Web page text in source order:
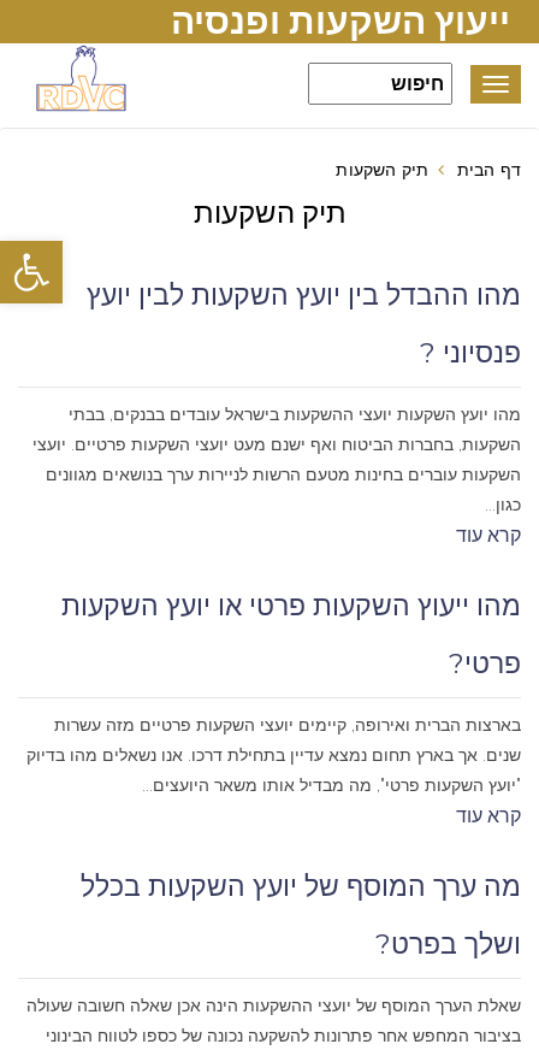
פתח
ייעוץ השקעות ופנסיה
Toggle
דף הבית תיק השקעות
תיק השקעות
מהו ההבדל בין יועץ השקעות לבין יועץ
פנסיוני ?
מהו יועץ השקעות יועצי ההשקעות בישראל עובדים בבנקים, בבתי
השקעות, בחברות הביטוח ואף ישנם מעט יועצי השקעות פרטיים. יועצי
השקעות עוברים בחינות מטעם הרשות לניירות ערך בנושאים מגוונים
כגון...
קרא עוד
מהו ייעוץ השקעות פרטי או יועץ השקעות
פרטי?
בארצות הברית ואירופה, קיימים יועצי השקעות פרטיים מזה עשרות
שנים. אך בארץ תחום נמצא עדיין בתחילת דרכו. אנו נשאלים מהו בדיוק
"יועץ השקעות פרטי", מה מבדיל אותו משאר היועצים...
קרא עוד
מה ערך המוסף של יועץ השקעות בכלל
ושלך בפרט?
שאלת הערך המוסף של יועצי ההשקעות הינה אכן שאלה חשובה שעולה
בציבור המחפש אחר פתרונות להשקעה נכונה של כספו לטווח הבינוני